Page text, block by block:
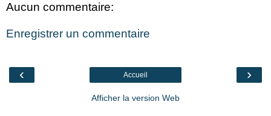
Aucun commentaire:
Enregistrer un commentaire
‹ ›
Accueil
Afficher la version Web